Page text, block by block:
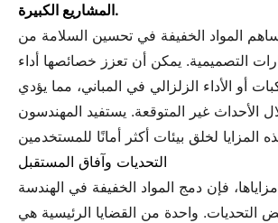
المشاريع الكبيرة.
المواد الخفيفة في تحسين السلامة من
التصميمية. يمكن أن تعزز خصائصها أداء
أو الأداء الزلزالي في المباني، مما يؤدي
الأحداث غير المتوقعة. يستفيد المهندسون
التحديات وآفاق المستقبل
فإن دمج المواد الخفيفة في الهندسة
التحديات. واحدة من القضايا الرئيسية هي